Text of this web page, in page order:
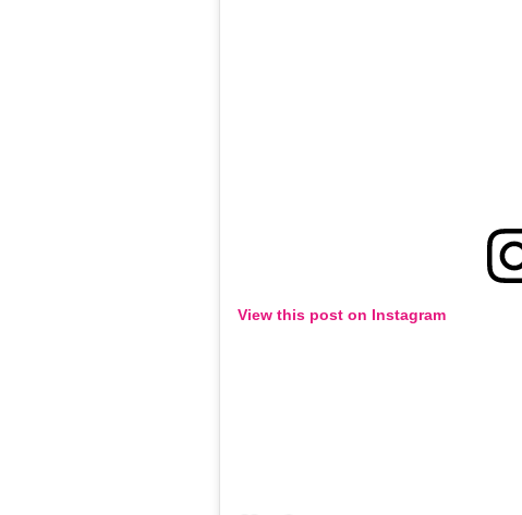
View this post on Instagram